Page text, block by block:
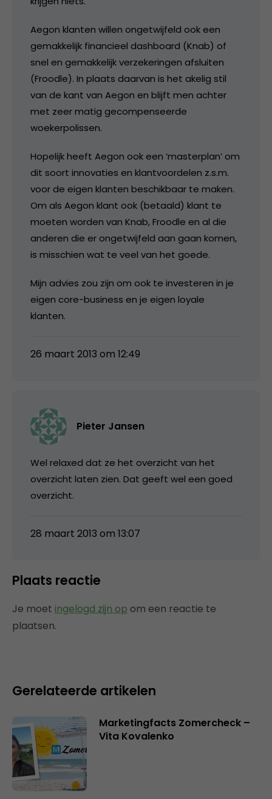
Aegon klanten willen ongetwijfeld ook een
gemakkelijk financieel dashboard (Knab) of
snel en gemakkelijk verzekeringen afsluiten
(Froodle). In plaats daarvan is het akelig stil
van de kant van Aegon en blijft men achter
met zeer matig gecompenseerde
woekerpolissen.
Hopelijk heeft Aegon ook een ‘masterplan’ om
dit soort innovaties en klantvoordelen z.s.m.
voor de eigen klanten beschikbaar te maken.
Om als Aegon klant ook (betaald) klant te
moeten worden van Knab, Froodle en al die
anderen die er ongetwijfeld aan gaan komen,
is misschien wat te veel van het goede.
Mijn advies zou zijn om ook te investeren in je
eigen core-business en je eigen loyale
klanten.
26 maart 2013 om 12:49
Pieter Jansen
Wel relaxed dat ze het overzicht van het
overzicht laten zien. Dat geeft wel een goed
overzicht.
28 maart 2013 om 13:07
Plaats reactie
Je moet ingelogd zijn op om een reactie te
plaatsen.
Gerelateerde artikelen
Marketingfacts Zomercheck –
Vita Kovalenko